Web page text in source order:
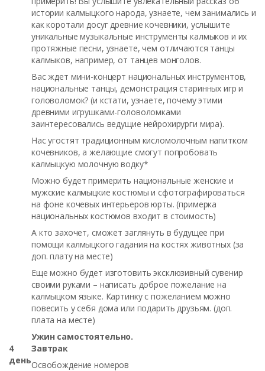
истории калмыцкого народа, узнаете, чем занимались и
как коротали досуг древние кочевники, услышите
уникальные музыкальные инструменты калмыков и их
протяжные песни, узнаете, чем отличаются танцы
калмыков, например, от танцев монголов.
Вас ждет мини-концерт национальных инструментов,
национальные танцы, демонстрация старинных игр и
головоломок? (и кстати, узнаете, почему этими
древними игрушками-головоломками
заинтересовались ведущие нейрохирурги мира).
Нас угостят традиционным кисломолочным напитком
кочевников, а желающие смогут попробовать
калмыцкую молочную водку*
Можно будет примерить национальные женские и
мужские калмыцкие костюмы и сфотографироваться
на фоне кочевых интерьеров юрты. (примерка
национальных костюмов входит в стоимость)
А кто захочет, сможет заглянуть в будущее при
помощи калмыцкого гадания на костях животных (за
доп. плату на месте)
Еще можно будет изготовить эксклюзивный сувенир
своими руками – написать доброе пожелание на
калмыцком языке. Картинку с пожеланием можно
повесить у себя дома или подарить друзьям. (доп.
плата на месте)
Ужин самостоятельно.
4
день
Завтрак
Освобождение номеров